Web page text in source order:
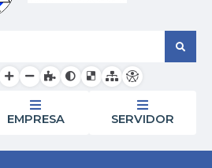
EMPRESA SERVIDOR